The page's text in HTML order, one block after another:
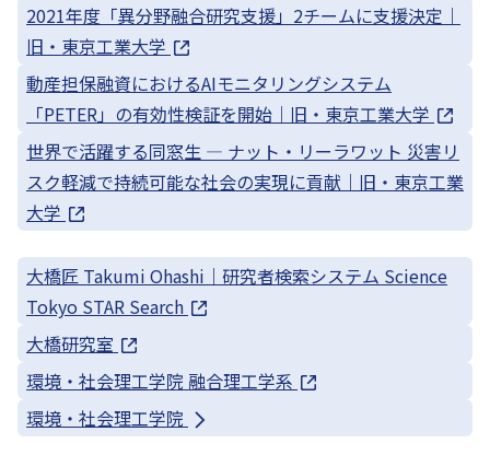
2021年度「異分野融合研究支援」2チームに支援決定｜
旧・東京工業大学
動産担保融資におけるAIモニタリングシステム
「PETER」の有効性検証を開始｜旧・東京工業大学
世界で活躍する同窓生 — ナット・リーラワット 災害リ
スク軽減で持続可能な社会の実現に貢献｜旧・東京工業
大学
大橋匠 Takumi Ohashi｜研究者検索システム Science
Tokyo STAR Search
大橋研究室
環境・社会理工学院 融合理工学系
環境・社会理工学院